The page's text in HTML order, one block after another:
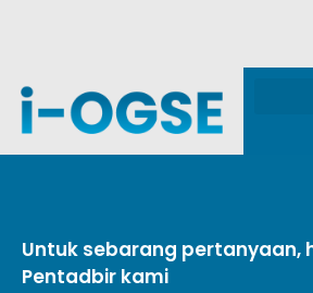
Untuk sebarang pertanyaan,
Pentadbir kami